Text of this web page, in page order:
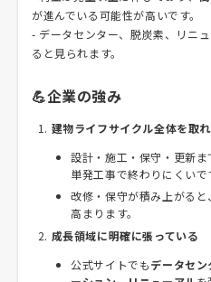
が進んでいる可能性が高いです。
- データセンター、脱炭素、リニ
ると見られます。
💪企業の強み
建物ライフサイクル全体を取
設計・施工・保守・更新ま
単発工事で終わりにくいで
改修・保守が積み上がる
高まります。
成長領域に明確に張っている
公式サイトでもデータセン